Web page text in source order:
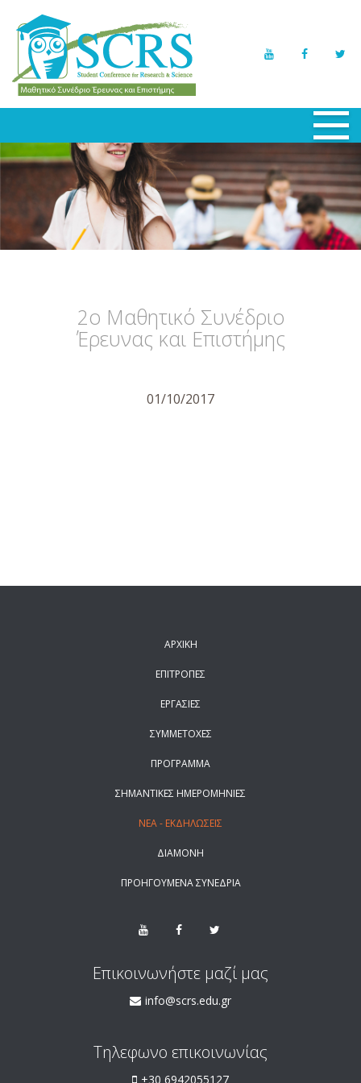
ΑΡΧΙΚΗ
ΕΠΙΤΡΟΠΕΣ
ΕΡΓΑΣΙΕΣ
ΣΥΜΜΕΤΟΧΕΣ
ΣΗΜΑΝΤΙΚΕΣ ΗΜΕΡΟΜΗΝΙΕΣ
ΝΕΑ - ΕΚΔΗΛΩΣΕΙΣ
2ο Μαθητικό Συνέδριο
Έρευνας και Επιστήμης
01/10/2017
ΑΡΧΙΚΗ
ΕΠΙΤΡΟΠΕΣ
ΕΡΓΑΣΙΕΣ
ΣΥΜΜΕΤΟΧΕΣ
ΠΡΟΓΡΑΜΜΑ
ΣΗΜΑΝΤΙΚΕΣ ΗΜΕΡΟΜΗΝΙΕΣ
ΝΕΑ - ΕΚΔΗΛΩΣΕΙΣ
ΔΙΑΜΟΝΗ
ΠΡΟΗΓΟΥΜΕΝΑ ΣΥΝΕΔΡΙΑ
Επικοινωνήστε μαζί μας
info@scrs.edu.gr
Τηλεφωνο επικοινωνίας
+30 6942055127